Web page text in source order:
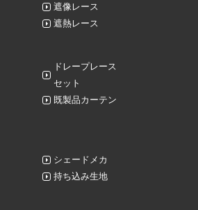
遮像レース
遮熱レース
ドレープレース
セット
既製品カーテン
シェードメカ
持ち込み生地